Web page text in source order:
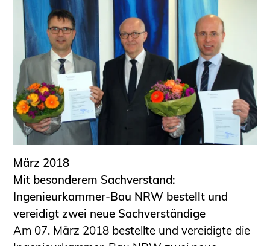
März 2018
Mit besonderem Sachverstand:
Ingenieurkammer-Bau NRW bestellt und
vereidigt zwei neue Sachverständige
Am 07. März 2018 bestellte und vereidigte die